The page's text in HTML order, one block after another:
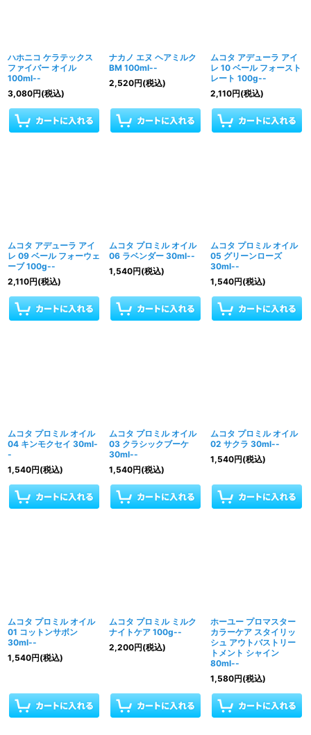
ハホニコ ケラテックス
ファイバー オイル
100ml--
3,080円(税込)
ナカノ エヌ ヘアミルク
BM 100ml--
2,520円(税込)
ムコタ アデューラ アイ
レ 10 ベール フォースト
レート 100g--
2,110円(税込)
ムコタ アデューラ アイ
レ 09 ベール フォーウェ
ーブ 100g--
2,110円(税込)
ムコタ プロミル オイル
06 ラベンダー 30ml--
1,540円(税込)
ムコタ プロミル オイル
05 グリーンローズ
30ml--
1,540円(税込)
ムコタ プロミル オイル
04 キンモクセイ 30ml-
-
1,540円(税込)
ムコタ プロミル オイル
03 クラシックブーケ
30ml--
1,540円(税込)
ムコタ プロミル オイル
02 サクラ 30ml--
1,540円(税込)
ムコタ プロミル オイル
01 コットンサボン
30ml--
1,540円(税込)
ムコタ プロミル ミルク
ナイトケア 100g--
2,200円(税込)
ホーユー プロマスター
カラーケア スタイリッ
シュ アウトバストリー
トメント シャイン
80ml--
1,580円(税込)